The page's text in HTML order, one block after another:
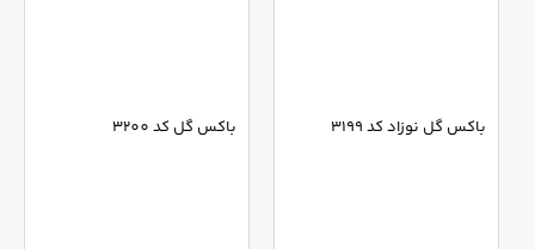
باکس گل نوزاد کد 3199 باکس گل کد 3200